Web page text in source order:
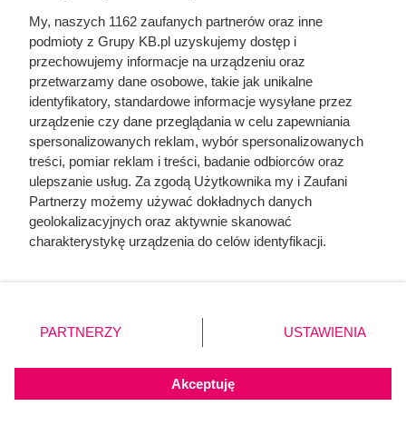
pochodzenie mięsa z Dino.
Klienci zaskoczeni
My, naszych 1162 zaufanych partnerów oraz inne
podmioty z Grupy KB.pl uzyskujemy dostęp i
przechowujemy informacje na urządzeniu oraz
przetwarzamy dane osobowe, takie jak unikalne
identyfikatory, standardowe informacje wysyłane przez
urządzenie czy dane przeglądania w celu zapewniania
spersonalizowanych reklam, wybór spersonalizowanych
treści, pomiar reklam i treści, badanie odbiorców oraz
ulepszanie usług. Za zgodą Użytkownika my i Zaufani
Partnerzy możemy używać dokładnych danych
geolokalizacyjnych oraz aktywnie skanować
charakterystykę urządzenia do celów identyfikacji.
zmienić/wycofać klikając przycisk ustawień prywatności
znajdujący się w lewym dolnym rogu strony. Niektóre
użytkownika, ale masz prawo sprzeciwić się takiemu
przetwarzaniu. Preferencje będą miały zastosowania tylko
PARTNERZY USTAWIENIA
Akceptuję